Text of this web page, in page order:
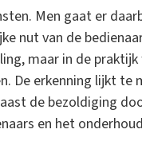
Men gaat er
nut van de
maar in de
De erkenning lijkt
de bezoldiging
en het